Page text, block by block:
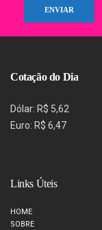
Cotação do Dia
Dólar: R$ 5,62
Euro: R$ 6,47
Links Úteis
HOME
SOBRE